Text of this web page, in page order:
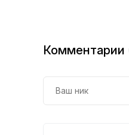
Комментарии